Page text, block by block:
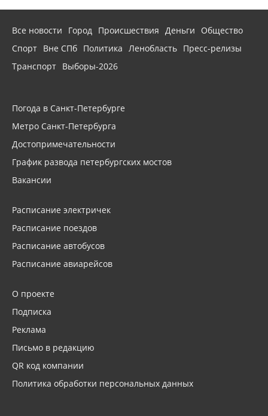
Все новости Город Происшествия Деньги
Общество
Спорт Вне СПб Политика Ленобласть Пресс-релизы
Транспорт Выборы-2026
Погода в Санкт-Петербурге
Метро Санкт-Петербурга
Достопримечательности
График развода петербургских мостов
Вакансии
Расписание электричек
Расписание поездов
Расписание автобусов
Расписание авиарейсов
О проекте
Подписка
Реклама
Письмо в редакцию
QR код компании
Политика обработки персональных данных